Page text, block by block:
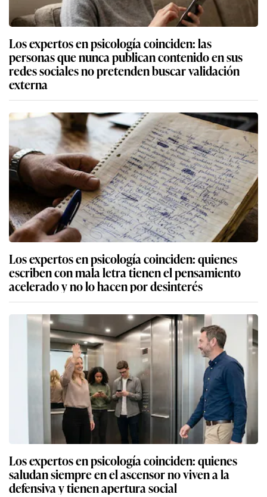
Los expertos en psicología coinciden: las
personas que nunca publican contenido en sus
redes sociales no pretenden buscar validación
externa
Los expertos en psicología coinciden: quienes
escriben con mala letra tienen el pensamiento
acelerado y no lo hacen por desinterés
Los expertos en psicología coinciden: quienes
saludan siempre en el ascensor no viven a la
defensiva y tienen apertura social